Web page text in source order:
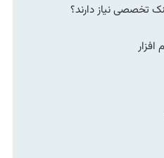
تخصصی نیاز دارند؟